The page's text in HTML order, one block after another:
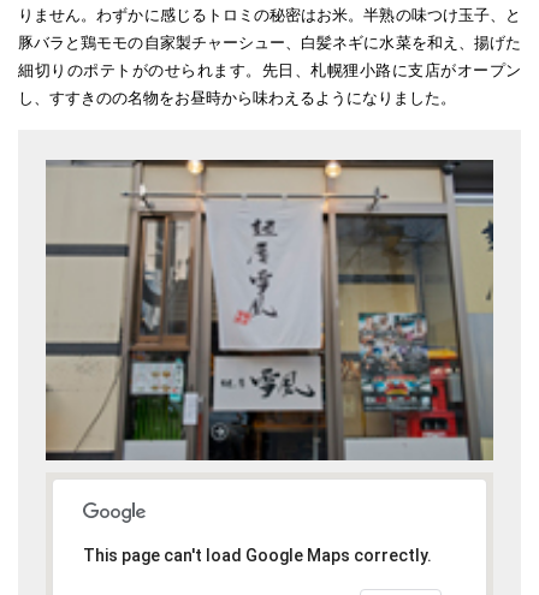
りません。わずかに感じるトロミの秘密はお米。半熟の味つけ玉子、と
豚バラと鶏モモの自家製チャーシュー、白髪ネギに水菜を和え、揚げた
細切りのポテトがのせられます。先日、札幌狸小路に支店がオープン
し、すすきのの名物をお昼時から味わえるようになりました。
This page can't load Google Maps correctly.